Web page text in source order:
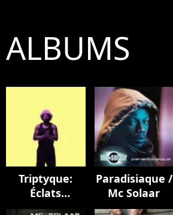
ALBUMS
Triptyque:
Éclats
cosmiques
Paradisiaque /
Mc Solaar